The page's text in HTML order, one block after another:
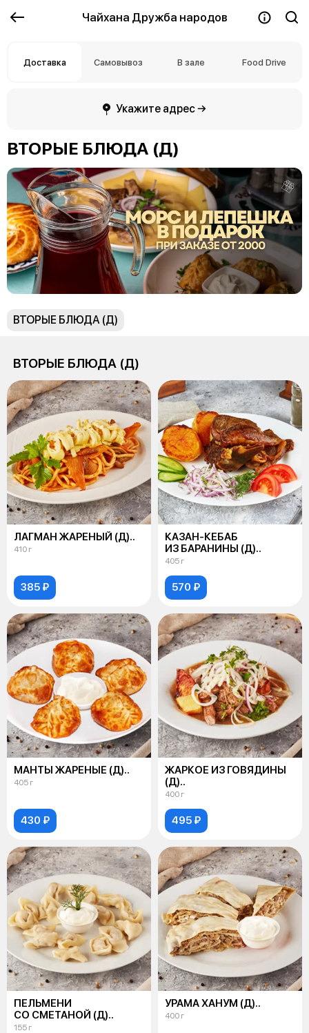
Чайхана Дружба народов
Доставка Самовывоз В зале Food Drive
Укажите адрес →
ВТОРЫЕ БЛЮДА (Д)
ВТОРЫЕ БЛЮДА (Д)
ВТОРЫЕ БЛЮДА (Д)
ЛАГМАН ЖАРЕНЫЙ (Д)..
410 г
385 ₽
КАЗАН-КЕБАБ
ИЗ БАРАНИНЫ (Д)..
405 г
570 ₽
МАНТЫ ЖАРЕНЫЕ (Д)..
405 г
430 ₽
ЖАРКОЕ ИЗ ГОВЯДИНЫ
(Д)..
400 г
495 ₽
ПЕЛЬМЕНИ
СО СМЕТАНОЙ (Д)..
155 г
УРАМА ХАНУМ (Д)..
400 г